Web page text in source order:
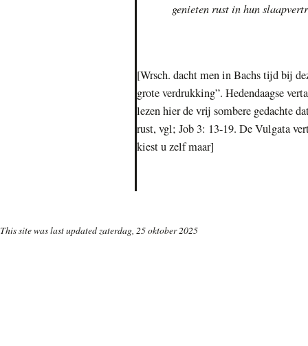
genieten rust in hun
[Wrsch. dacht men in Bachs tijd bij
grote verdrukking”. Hedendaagse
lezen hier de vrij sombere gedachte
rust, vgl; Job 3: 13-19. De Vulgata
kiest u zelf maar]
This site was last updatedzaterdag, 25 oktober 2025